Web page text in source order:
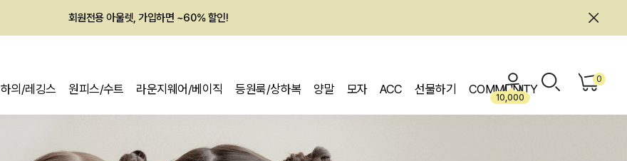
멤버십 최대 28,000원 혜택
하의/레깅스 원피스/수트 라운지웨어/베이직 등원룩/상하복 양말 모자 ACC 선물하기 COMMUNITY
10,000
0